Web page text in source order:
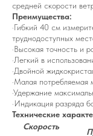
средней скорости
Преимущества:
·Гибкий 40 см
труднодоступных
·Высокая точность и
·Легкий в
·Двойной
·Малая потребляемая
·Удержание
·Индикация разряда
Технические
Скорость